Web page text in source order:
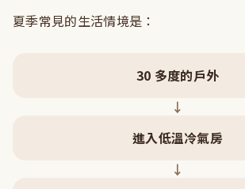
夏季常見的生活情境是：
30 多度的戶外
進入低溫冷氣房